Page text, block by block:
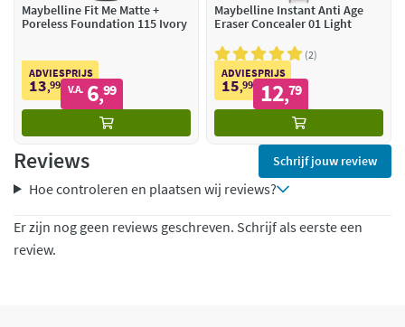
Maybelline Fit Me Matte +
Poreless Foundation 115 Ivory
ADVIESPRIJS
13,99 V.A. 6,99
Maybelline Instant Anti Age
Eraser Concealer 01 Light
2
ADVIESPRIJS
15,99 12,79
Reviews Schrijf jouw review
Hoe controleren en plaatsen wij reviews?
Er zijn nog geen reviews geschreven. Schrijf als eerste een
review.